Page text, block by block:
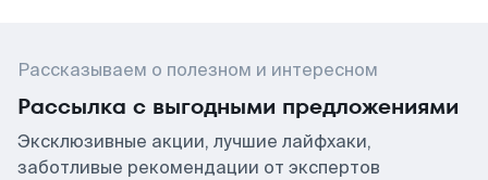
Рассказываем о полезном и интересном
Рассылка с выгодными предложениями
Эксклюзивные акции, лучшие лайфхаки,
заботливые рекомендации от экспертов